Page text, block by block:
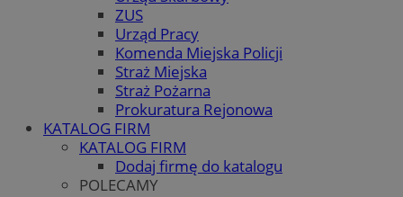
ZUS
Urząd Pracy
Komenda Miejska Policji
Straż Miejska
Straż Pożarna
Prokuratura Rejonowa
KATALOG FIRM
KATALOG FIRM
Dodaj firmę do katalogu
POLECAMY